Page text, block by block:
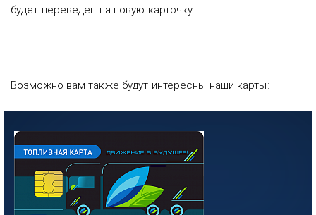
будет переведен на новую карточку.
Возможно вам также будут интересны наши карты: